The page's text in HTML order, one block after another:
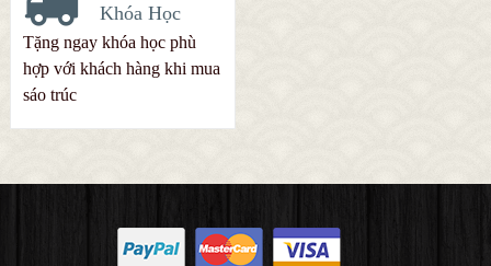
Khóa Học
Tặng ngay khóa học phù
hợp với khách hàng khi mua
sáo trúc